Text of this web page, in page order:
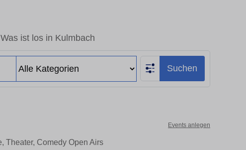
ist los in Kulmbach
Suchen
Events anlegen
Theater, Comedy Open Airs